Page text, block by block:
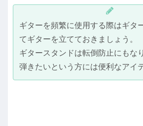
ギターを頻繁に使用する際はギタ
てギターを立てておきましょう。
ギタースタンドは転倒防止にもな
弾きたいという方には便利なアイ